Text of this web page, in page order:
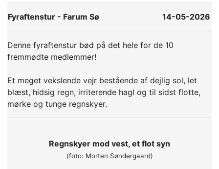
Fyraftenstur - Farum Sø 14-05-2026
Denne fyraftenstur bød på det hele for de 10
fremmødte medlemmer!
Et meget vekslende vejr bestående af dejlig sol, let
blæst, hidsig regn, irriterende hagl og til sidst flotte,
mørke og tunge regnskyer.
Regnskyer mod vest, et flot syn
(foto: Morten Søndergaard)